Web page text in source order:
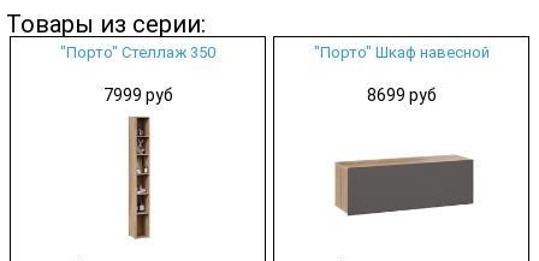
Товары из серии:
"Порто" Стеллаж 350
7999 руб
"Порто" Шкаф навесной
8699 руб